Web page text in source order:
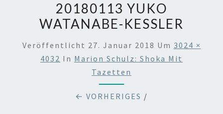
20180113 YUKO
WATANABE-KESSLER
Veröffentlicht 27. Januar 2018 Um 3024 ×
4032 In Marion Schulz: Shoka Mit
Tazetten
← VORHERIGES /